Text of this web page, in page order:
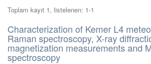
Toplam kayıt 1, listelenen: 1-1
Characterization of Kemer L4
Raman spectroscopy, X-ray
magnetization measurements and
spectroscopy